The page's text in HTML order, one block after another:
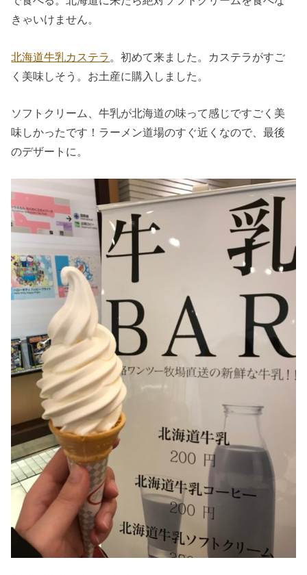
きゃいけません。
北海道牛乳カステラ 。初めて来ました。カステラがすご
く美味しそう。お土産に購入しました。
ソフトクリーム、牛乳が北海道の味って感じですごく美
味しかったです！ラーメン道場のすぐ近くなので、最後
のデザートに。